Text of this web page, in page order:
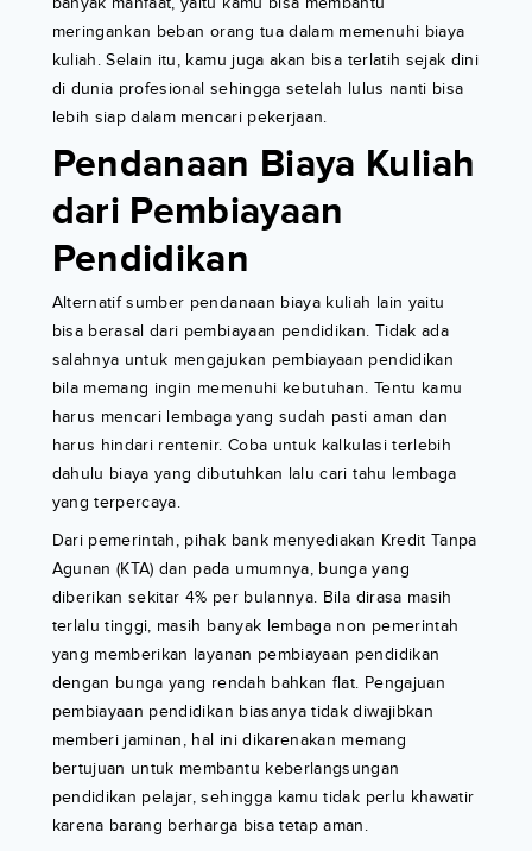
meringankan beban orang tua dalam memenuhi biaya
kuliah. Selain itu, kamu juga akan bisa terlatih sejak dini
di dunia profesional sehingga setelah lulus nanti bisa
lebih siap dalam mencari pekerjaan.
Pendanaan Biaya Kuliah
dari Pembiayaan
Pendidikan
Alternatif sumber pendanaan biaya kuliah lain yaitu
bisa berasal dari pembiayaan pendidikan. Tidak ada
salahnya untuk mengajukan pembiayaan pendidikan
bila memang ingin memenuhi kebutuhan. Tentu kamu
harus mencari lembaga yang sudah pasti aman dan
harus hindari rentenir. Coba untuk kalkulasi terlebih
dahulu biaya yang dibutuhkan lalu cari tahu lembaga
yang terpercaya.
Dari pemerintah, pihak bank menyediakan Kredit Tanpa
Agunan (KTA) dan pada umumnya, bunga yang
diberikan sekitar 4% per bulannya. Bila dirasa masih
terlalu tinggi, masih banyak lembaga non pemerintah
yang memberikan layanan pembiayaan pendidikan
dengan bunga yang rendah bahkan flat. Pengajuan
pembiayaan pendidikan biasanya tidak diwajibkan
memberi jaminan, hal ini dikarenakan memang
bertujuan untuk membantu keberlangsungan
pendidikan pelajar, sehingga kamu tidak perlu khawatir
karena barang berharga bisa tetap aman.